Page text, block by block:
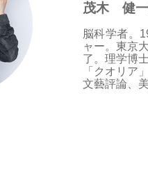
茂木 健
脳科学者。
ャー。東京
了。理学博
「クオリア
文藝評論、